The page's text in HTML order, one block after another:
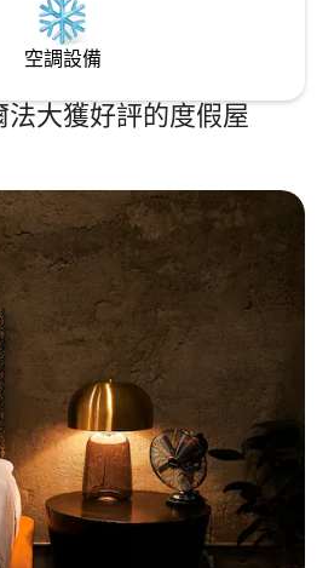
空調設備
法大獲好評的度假屋